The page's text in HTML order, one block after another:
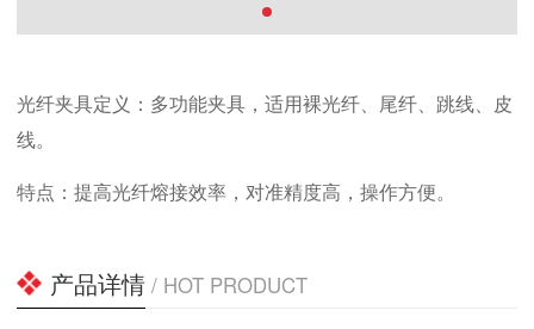
光纤夹具定义：多功能夹具，适用裸光纤、尾纤、跳线、皮
线。
特点：提高光纤熔接效率，对准精度高，操作方便。
产品详情 / HOT PRODUCT